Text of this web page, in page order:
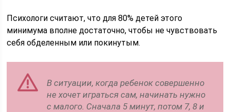
Психологи считают, что для 80% детей этого
минимума вполне достаточно, чтобы не чувствовать
себя обделенным или покинутым.
В ситуации, когда ребенок совершенно
не хочет играться сам, начинать нужно
с малого. Сначала 5 минут, потом 7, 8 и